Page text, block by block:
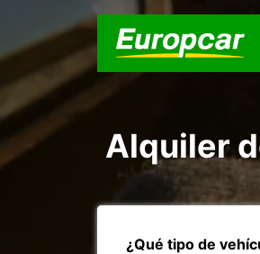
Alquiler
¿Qué tipo de